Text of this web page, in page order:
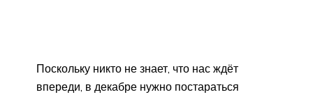
Поскольку никто не знает, что нас ждёт
впереди, в декабре нужно постараться